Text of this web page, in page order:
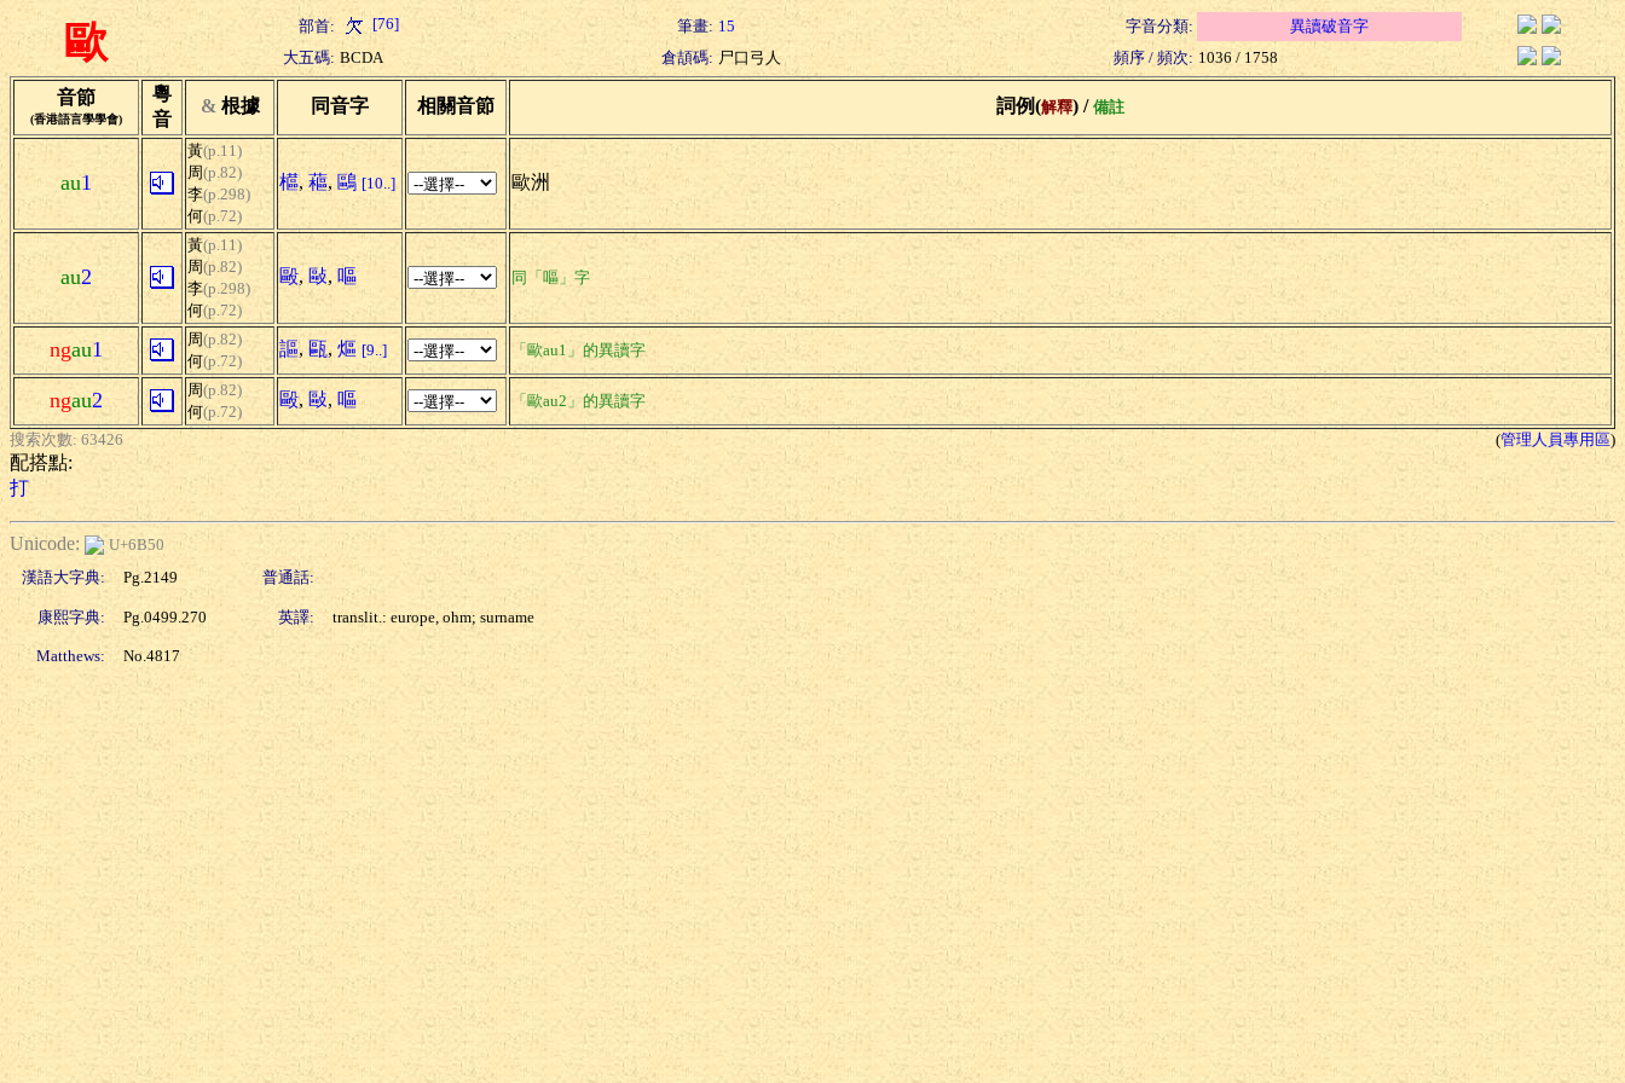
歐 部首: [76] 筆畫: 15 字音分類:
異讀破音字
大五碼: BCDA 倉頡碼: 尸口弓人 頻序 / 頻次: 1036 / 1758
音節
(香港語言學學會)
粵
音
& 根據 同音字 相關音節 詞例(解釋) / 備註
au1
黃(p.11)
周(p.82)
李(p.298)
何(p.72)
櫙, 藲, 鷗 [10..] 歐洲
au2
黃(p.11)
周(p.82)
李(p.298)
何(p.72)
毆, 敺, 嘔 同「嘔」字
ngau1 周(p.82)
何(p.72)
謳, 甌, 熰 [9..] 「歐au1」的異讀字
ngau2 周(p.82)
何(p.72)
毆, 敺, 嘔 「歐au2」的異讀字
搜索次數: 63426 (管理人員專用區)
配搭點:
打
Unicode:
U+6B50
漢語大字典:
Pg.2149 普通話:
康熙字典: Pg.0499.270 英譯: translit.: europe, ohm; surname
Matthews: No.4817